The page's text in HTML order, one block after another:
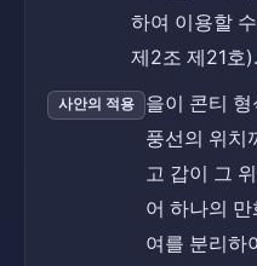
하여 이용할
제2조 제21호).
사안의 적용
을이 콘티 형
풍선의 위치
고 갑이 그
어 하나의
여를 분리하